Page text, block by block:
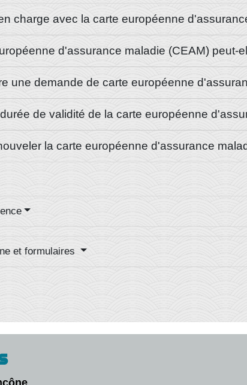
charge avec la carte européenne
d'assurance maladie (CEAM) peut-
une demande de carte européenne
de validité de la carte européenne
la carte européenne d'assurance
et formulaires